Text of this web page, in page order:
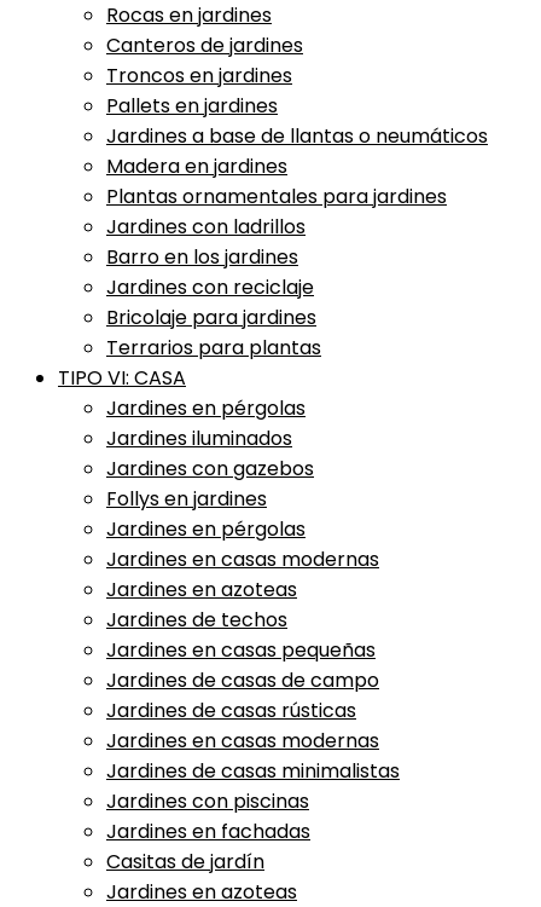
Rocas en jardines
Canteros de jardines
Troncos en jardines
Pallets en jardines
Jardines a base de llantas o neumáticos
Madera en jardines
Plantas ornamentales para jardines
Jardines con ladrillos
Barro en los jardines
Jardines con reciclaje
Bricolaje para jardines
Terrarios para plantas
TIPO VI: CASA
Jardines en pérgolas
Jardines iluminados
Jardines con gazebos
Follys en jardines
Jardines en pérgolas
Jardines en casas modernas
Jardines en azoteas
Jardines de techos
Jardines en casas pequeñas
Jardines de casas de campo
Jardines de casas rústicas
Jardines en casas modernas
Jardines de casas minimalistas
Jardines con piscinas
Jardines en fachadas
Casitas de jardín
Jardines en azoteas